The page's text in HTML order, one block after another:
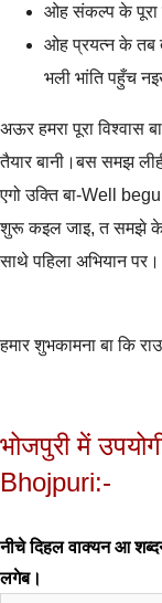
ओह संकल्प के पूरा
ओह प्रयत्न के तब
भली भांति पहुँच
अऊर हमरा पूरा विश्वास
तैयार बानी।बस समझ
एगो उक्ति बा-Well
शुरू कइल जाइ, त समझे के
साथे पहिला अभियान पर।
हमार शुभकामना बा कि
भोजपुरी में
Bhojpuri:-
नीचे दिहल वाक्यन आ
लगेब।